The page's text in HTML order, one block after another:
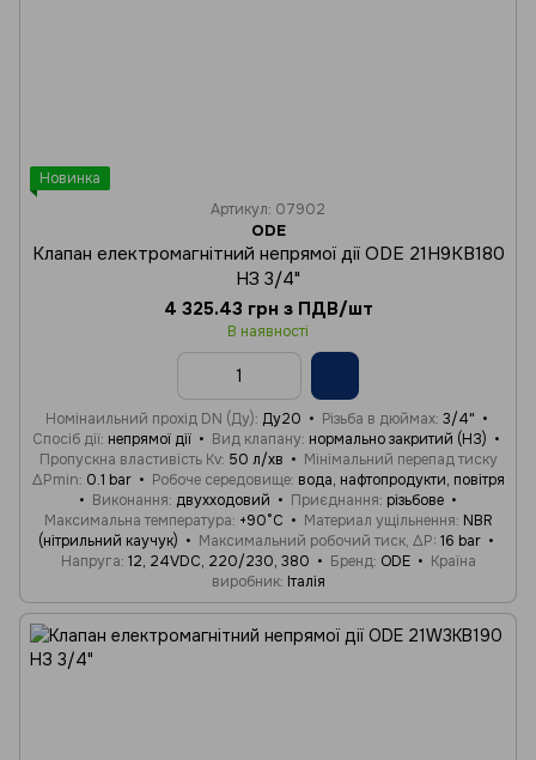
Новинка
Артикул: 07902
ODE
Клапан електромагнітний непрямої дії ODE 21H9KB180
НЗ 3/4"
4 325.43 грн з ПДВ/шт
В наявності
Номінаильний прохід DN (Ду) Ду20 Різьба в дюймах 3/4"
Спосіб дії непрямої дії Вид клапану нормально закритий (НЗ)
Пропускна властивість Kv 50 л/хв
Мінімальний перепад тиску
ΔPmin 0.1 bar Робоче середовище вода, нафтопродукти, повітря
Виконання двухходовий Приєднання різьбове
Максимальна температура +90°C Материал ущільнення NBR
(нітрильний каучук)
Максимальний робочий тиск, ΔP 16 bar
Напруга 12, 24VDC, 220/230, 380 Бренд ODE
Країна
виробник Італія